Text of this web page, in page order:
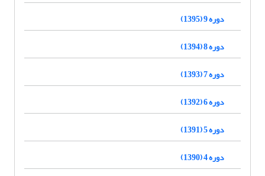
دوره 9 (1395)
دوره 8 (1394)
دوره 7 (1393)
دوره 6 (1392)
دوره 5 (1391)
دوره 4 (1390)